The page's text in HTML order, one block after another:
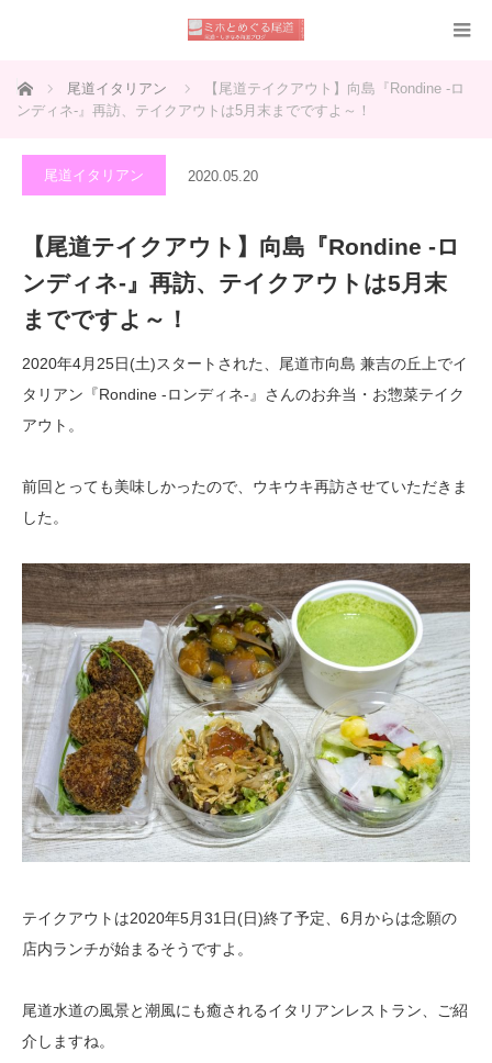
ホーム 尾道イタリアン
【尾道テイクアウト】向島『Rondine -ロ
ンディネ-』再訪、テイクアウトは5月末までですよ～！
尾道イタリアン 2020.05.20
【尾道テイクアウト】向島『Rondine -ロ
ンディネ-』再訪、テイクアウトは5月末
までですよ～！
2020年4月25日(土)スタートされた、尾道市向島 兼吉の丘上でイ
タリアン『Rondine -ロンディネ-』さんのお弁当・お惣菜テイク
アウト。
前回とっても美味しかったので、ウキウキ再訪させていただきま
した。
テイクアウトは2020年5月31日(日)終了予定、6月からは念願の
店内ランチが始まるそうですよ。
尾道水道の風景と潮風にも癒されるイタリアンレストラン、ご紹
介しますね。